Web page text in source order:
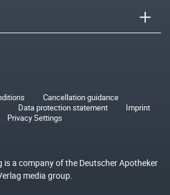
Cancellation guidance
Data protection statement
Imprint
Privacy Settings
is a company of the Deutscher Apotheker
media group.